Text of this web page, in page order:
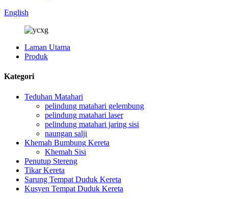
English
Laman Utama
Produk
Kategori
Teduhan Matahari
pelindung matahari gelembung
pelindung matahari laser
pelindung matahari jaring sisi
naungan salji
Khemah Bumbung Kereta
Khemah Sisi
Penutup Stereng
Tikar Kereta
Sarung Tempat Duduk Kereta
Kusyen Tempat Duduk Kereta